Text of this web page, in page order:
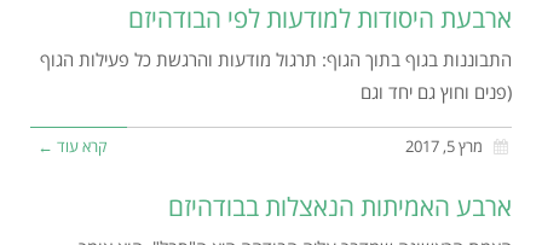
ארבעת היסודות למודעות לפי הבודהיזם
התבוננות בגוף בתוך הגוף: תרגול מודעות והרגשת כל פעילות הגוף
(פנים וחוץ גם יחד וגם
מרץ 5, 2017 קרא עוד ←
ארבע האמיתות הנאצלות בבודהיזם